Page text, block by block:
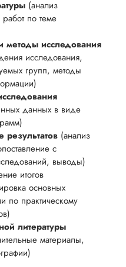
(анализ
по теме
методы исследования
исследования,
групп, методы
данных в виде
(анализ
с
выводы)
итогов
основных
по практическому
литературы
материалы,